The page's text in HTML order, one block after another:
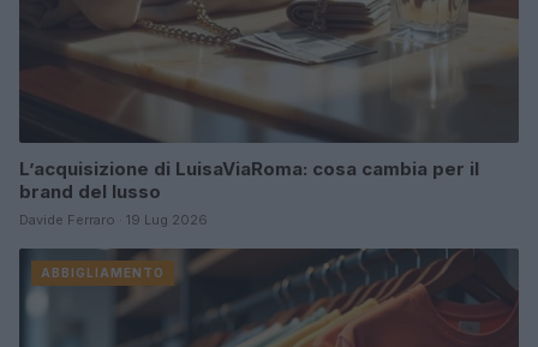
L’acquisizione di LuisaViaRoma: cosa cambia per il
brand del lusso
Davide Ferraro · 19 Lug 2026
ABBIGLIAMENTO